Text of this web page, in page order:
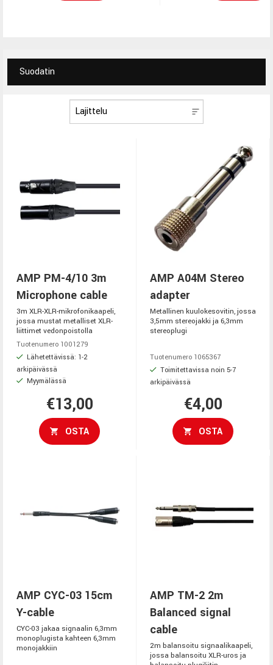
Suodatin
AMP PM-4/10 3m
Microphone cable
3m XLR-XLR-mikrofonikaapeli,
jossa mustat metalliset XLR-
liittimet vedonpoistolla
Tuotenumero 1001279
Lähetettävissä: 1-2
arkipäivässä
Myymälässä
€13,00
OSTA
AMP A04M Stereo
adapter
Metallinen kuulokesovitin, jossa
3,5mm stereojakki ja 6,3mm
stereoplugi
Tuotenumero 1065367
Toimitettavissa noin 5-7
arkipäivässä
€4,00
OSTA
AMP CYC-03 15cm
Y-cable
CYC-03 jakaa signaalin 6,3mm
monoplugista kahteen 6,3mm
monojakkiin
AMP TM-2 2m
Balanced signal
cable
2m balansoitu signaalikaapeli,
jossa balansoitu XLR-uros ja